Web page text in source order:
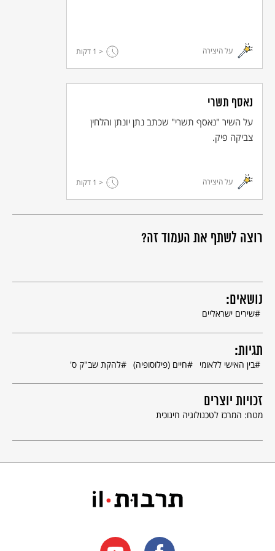
© כל הזכויות שמורות למחבר ולאקו"ם
רוצה לשתף את העמוד זה?
על היצירה < 1 דקות
נאסף תשרי
על השיר "נאסף תשרי" שכתב נתן יונתן והלחין
צביקה פיק.
על היצירה < 1 דקות
נושאים:
שירים ישראליים
תגיות:
בין האישי ללאומי חיים (פילוסופיה) להקת שב"ק ס'
זכויות יוצרים
מטח: המרכז לטכנולוגיה חינוכית